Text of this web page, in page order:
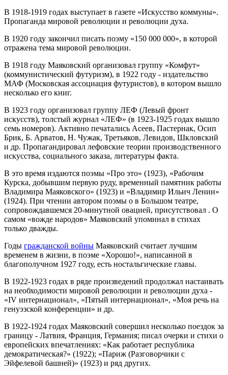
В 1918-1919 годах выступает в газете «Искусство коммуны».
Пропаганда мировой революции и революции духа.
В 1920 году закончил писать поэму «150 000 000», в которой
отражена тема мировой революции.
В 1918 году Маяковский организовал группу «Комфут»
(коммунистический футуризм), в 1922 году - издательство
МАФ (Московская ассоциация футуристов), в котором вышло
несколько его книг.
В 1923 году организовал группу ЛЕФ (Левый фронт
искусств), толстый журнал «ЛЕФ» (в 1923-1925 годах вышло
семь номеров). Активно печатались Асеев, Пастернак, Осип
Брик, Б. Арватов, Н. Чужак, Третьяков, Левидов, Шкловский
и др. Пропагандировал лефовские теории производственного
искусства, социального заказа, литературы факта.
В это время издаются поэмы «Про это» (1923), «Рабочим
Курска, добывшим первую руду, временный памятник работы
Владимира Маяковского» (1923) и «Владимир Ильич Ленин»
(1924). При чтении автором поэмы о в Большом театре,
сопровождавшемся 20-минутной овацией, присутствовал . О
самом «вожде народов» Маяковский упоминал в стихах
только дважды.
Годы гражданской войны Маяковский считает лучшим
временем в жизни, в поэме «Хорошо!», написанной в
благополучном 1927 году, есть ностальгические главы.
В 1922-1923 годах в ряде произведений продолжал настаивать
на необходимости мировой революции и революции духа -
«IV интернационал», «Пятый интернационал», «Моя речь на
генуэзской конференции» и др.
В 1922-1924 годах Маяковский совершил несколько поездок за
границу - Латвия, Франция, Германия; писал очерки и стихи о
европейских впечатлениях: «Как работает республика
демократическая?» (1922); «Париж (Разговорчики с
Эйфелевой башней)» (1923) и ряд других.